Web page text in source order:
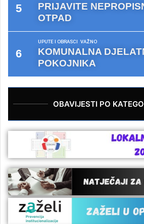
PRIJAVITE
OTPAD
UPUTE I OBRASCI VAŽNO
KOMUNALNA
POKOJNIKA
OBAVIJESTI PO